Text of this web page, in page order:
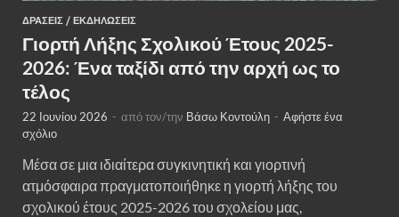
ΔΡΆΣΕΙΣ / ΕΚΔΗΛΏΣΕΙΣ
Γιορτή Λήξης Σχολικού Έτους 2025-
2026: Ένα ταξίδι από την αρχή ως το
τέλος
22 Ιουνίου 2026 - από τον/την Βάσω Κοντούλη - Αφήστε ένα
σχόλιο
Μέσα σε μια ιδιαίτερα συγκινητική και γιορτινή
ατμόσφαιρα πραγματοποιήθηκε η γιορτή λήξης του
σχολικού έτους 2025-2026 του σχολείου μας,